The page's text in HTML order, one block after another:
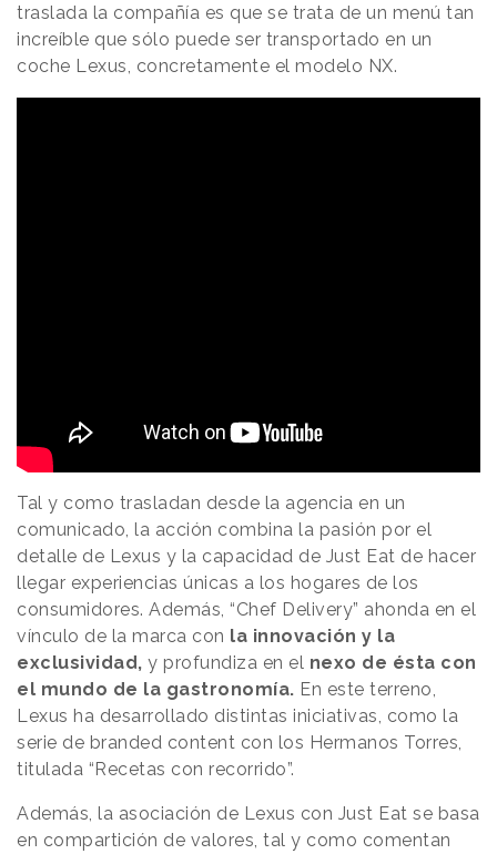
traslada la compañía es que se trata de un menú tan
increíble que sólo puede ser transportado en un
coche Lexus, concretamente el modelo NX.
Tal y como trasladan desde la agencia en un
comunicado, la acción combina la pasión por el
detalle de Lexus y la capacidad de Just Eat de hacer
llegar experiencias únicas a los hogares de los
consumidores. Además, “Chef Delivery” ahonda en el
vínculo de la marca con la innovación y la
exclusividad, y profundiza en el nexo de ésta con
el mundo de la gastronomía. En este terreno,
Lexus ha desarrollado distintas iniciativas, como la
serie de branded content con los Hermanos Torres,
titulada “Recetas con recorrido”.
Además, la asociación de Lexus con Just Eat se basa
en compartición de valores, tal y como comentan